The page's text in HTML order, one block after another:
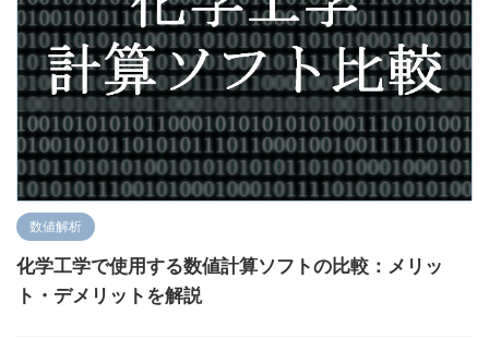
数値解析
化学工学で使用する数値計算ソフトの比較：メリッ
ト・デメリットを解説